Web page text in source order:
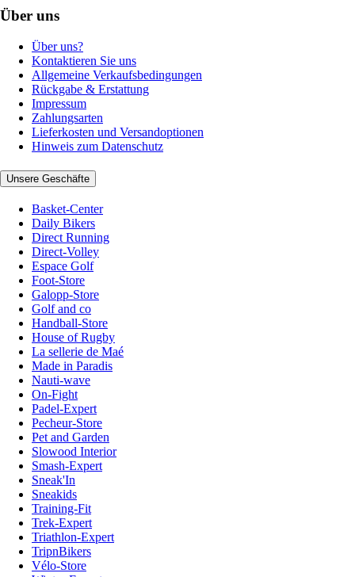
Über uns
Über uns?
Kontaktieren Sie uns
Allgemeine Verkaufsbedingungen
Rückgabe & Erstattung
Impressum
Zahlungsarten
Lieferkosten und Versandoptionen
Hinweis zum Datenschutz
Unsere Geschäfte
Basket-Center
Daily Bikers
Direct Running
Direct-Volley
Espace Golf
Foot-Store
Galopp-Store
Golf and co
Handball-Store
House of Rugby
La sellerie de Maé
Made in Paradis
Nauti-wave
On-Fight
Padel-Expert
Pecheur-Store
Pet and Garden
Slowood Interior
Smash-Expert
Sneak'In
Sneakids
Training-Fit
Trek-Expert
Triathlon-Expert
TripnBikers
Vélo-Store